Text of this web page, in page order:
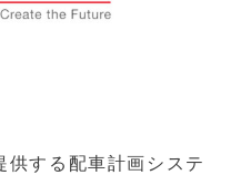
供する配車計画システ